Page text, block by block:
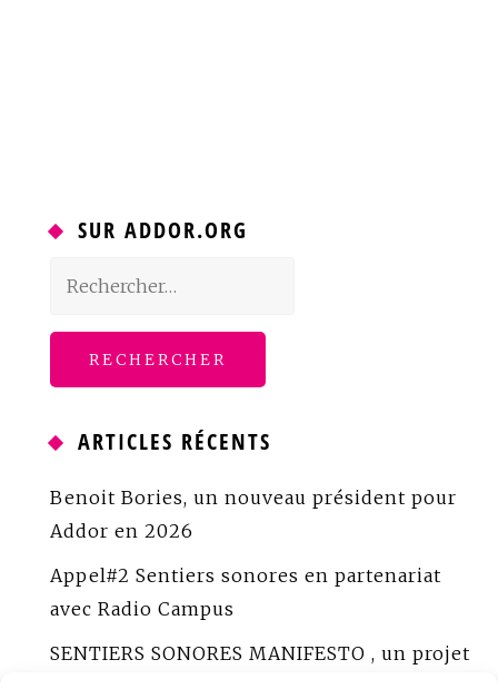
SUR ADDOR.ORG
ARTICLES RÉCENTS
Benoit Bories, un nouveau président pour
Addor en 2026
Appel#2 Sentiers sonores en partenariat
avec Radio Campus
SENTIERS SONORES MANIFESTO , un projet